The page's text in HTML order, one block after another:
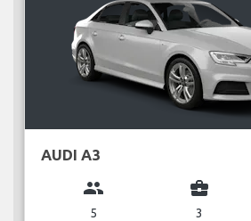
AUDI A3
group
5
business_center
3